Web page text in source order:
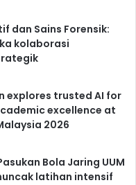
dan Sains Forensik:
kolaborasi
explores trusted AI for
excellence at
2026
Bola Jaring UUM
latihan intensif